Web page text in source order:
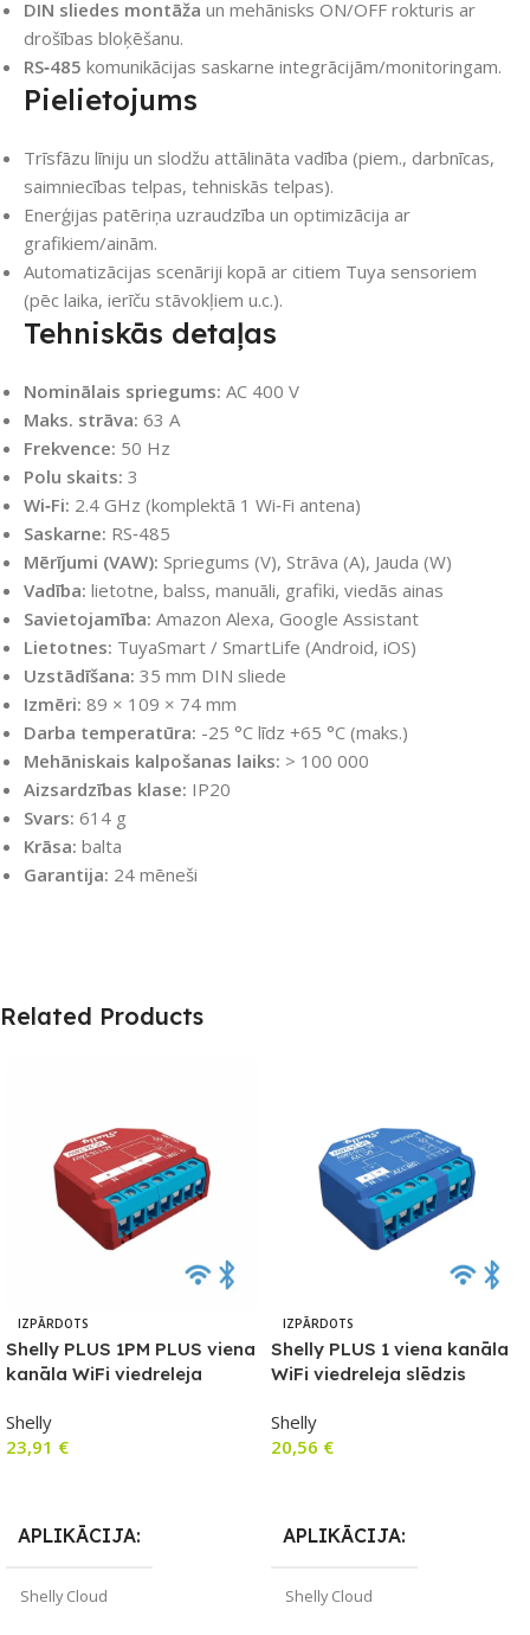
DIN sliedes montāža un mehānisks ON/OFF rokturis ar
drošības bloķēšanu.
RS‑485 komunikācijas saskarne integrācijām/monitoringam.
Pielietojums
Trīsfāzu līniju un slodžu attālināta vadība (piem., darbnīcas,
saimniecības telpas, tehniskās telpas).
Enerģijas patēriņa uzraudzība un optimizācija ar
grafikiem/ainām.
Automatizācijas scenāriji kopā ar citiem Tuya sensoriem
(pēc laika, ierīču stāvokļiem u.c.).
Tehniskās detaļas
Nominālais spriegums: AC 400 V
Maks. strāva: 63 A
Frekvence: 50 Hz
Polu skaits: 3
Wi‑Fi: 2.4 GHz (komplektā 1 Wi‑Fi antena)
Saskarne: RS‑485
Mērījumi (VAW): Spriegums (V), Strāva (A), Jauda (W)
Vadība: lietotne, balss, manuāli, grafiki, viedās ainas
Savietojamība: Amazon Alexa, Google Assistant
Lietotnes: TuyaSmart / SmartLife (Android, iOS)
Uzstādīšana: 35 mm DIN sliede
Izmēri: 89 × 109 × 74 mm
Darba temperatūra: -25 °C līdz +65 °C (maks.)
Mehāniskais kalpošanas laiks: > 100 000
Aizsardzības klase: IP20
Svars: 614 g
Krāsa: balta
Garantija: 24 mēneši
Related Products
IZPĀRDOTS
Shelly PLUS 1PM PLUS viena
kanāla WiFi viedreleja
Shelly
23,91 €
APLIKĀCIJA
Shelly Cloud
IZPĀRDOTS
Shelly PLUS 1 viena kanāla
WiFi viedreleja slēdzis
Shelly
20,56 €
APLIKĀCIJA
Shelly Cloud